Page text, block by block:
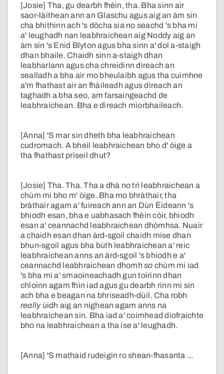
[Josie] Tha, gu dearbh fhèin, tha. Bha sinn air
saor-làithean ann an Glaschu agus aig an àm sin
cha bhithinn ach 's dòcha sia no seachd 's bha mi
a' leughadh nan leabhraichean aig Noddy aig an
àm sin 's Enid Blyton agus bha sinn a' dol a-staigh
dhan bhaile. Chaidh sinn a-staigh dhan
leabharlann agus cha chreidinn dìreach an
sealladh a bha air mo bheulaibh agus tha cuimhne
a'm fhathast air an fhàileadh agus dìreach an
taghadh a bha seo, am farsaingeachd de
leabhraichean. Bha e dìreach mìorbhaileach.
[Anna] 'S mar sin dheth bha leabhraichean
cudromach. A bheil leabhraichean bho d' òige a
tha fhathast prìseil dhut?
[Josie] Tha. Tha. Tha a dhà no trì leabhraichean a
chùm mi bho m' òige. Bha mo bhràthair, tha
bràthair agam a' fuireach ann an Dùn Èideann 's
bhiodh esan, bha e uabhasach fhèin còir, bhiodh
esan a' ceannachd leabhraichean dhòmhsa. Nuair
a chaidh esan dhan àrd-sgoil chaidh mise dhan
bhun-sgoil agus bha bùth leabhraichean a' reic
leabhraichean anns an àrd-sgoil 's bhiodh e a'
ceannachd leabhraichean dhomhso chùm mi iad
's bha mi a' smaoineachadh gun toirinn dhan
chloinn agam fhìn iad agus gu dearbh rinn mi sin
ach bha e beagan na bhriseadh-dùil. Cha robh
reallyùidh aig an nighean agam anns na
leabhraichean sin. Bha iad a' coimhead diofraichte
bho na leabhraichean a tha ise a' leughadh.
[Anna] 'S mathaid rudeigin ro shean-fhasanta ...